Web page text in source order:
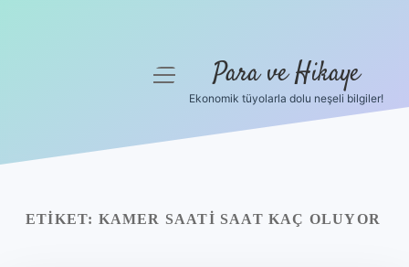
Yasal Uyarı
menüyü
Para ve Hikaye
Ekonomik tüyolarla dolu neşeli bilgiler!
ETIKET: KAMER SAATI SAAT KAÇ OLUYOR